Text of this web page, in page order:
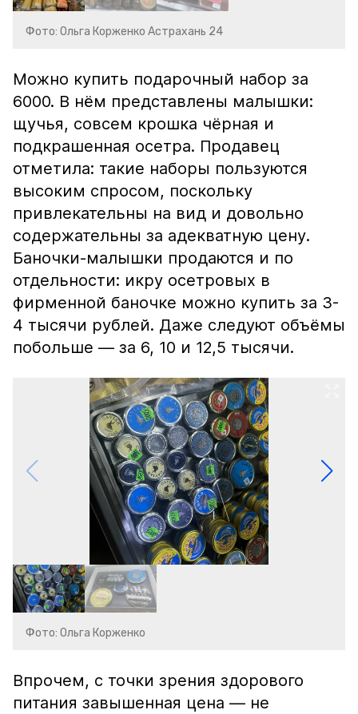
Фото: Ольга Корженко Астрахань 24
Можно купить подарочный набор за
6000. В нём представлены малышки:
щучья, совсем крошка чёрная и
подкрашенная осетра. Продавец
отметила: такие наборы пользуются
высоким спросом, поскольку
привлекательны на вид и довольно
содержательны за адекватную цену.
Баночки-малышки продаются и по
отдельности: икру осетровых в
фирменной баночке можно купить за 3-
4 тысячи рублей. Даже следуют объёмы
побольше — за 6, 10 и 12,5 тысячи.
Фото: Ольга Корженко
Впрочем, с точки зрения здорового
питания завышенная цена — не